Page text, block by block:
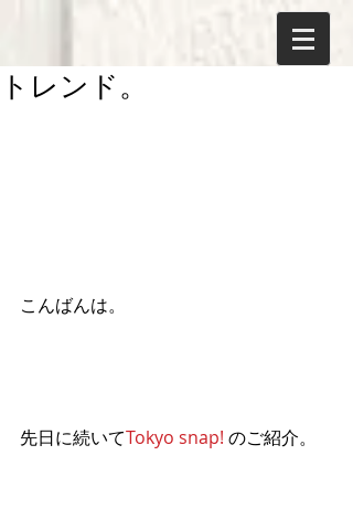
トレンド。
こんばんは。
先日に続いてTokyo snap! のご紹介。